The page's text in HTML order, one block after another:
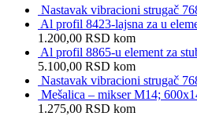
Nastavak vibracioni strugač
Al profil 8423-lajsna za u
1.200,00 RSD kom
Al profil 8865-u element za
5.100,00 RSD kom
Nastavak vibracioni strugač
Mešalica – mikser M14;
1.275,00 RSD kom